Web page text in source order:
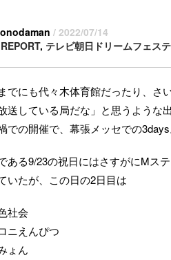
/ 2022/07/14
, テレビ朝日ドリームフェス
でにも代々木体育館だったり、さ
送している局だな」と思うような
での開催で、幕張メッセでの3days
ある9/23の祝日にはさすがにMス
いたが、この日の2日目は
社会
ニえんぴつ
ょん